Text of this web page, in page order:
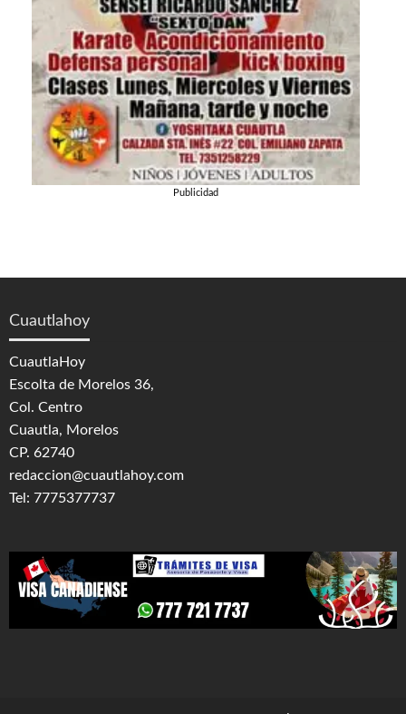
Publicidad
Cuautlahoy
CuautlaHoy
Escolta de Morelos 36,
Col. Centro
Cuautla, Morelos
CP. 62740
redaccion@cuautlahoy.com
Tel: 7775377737